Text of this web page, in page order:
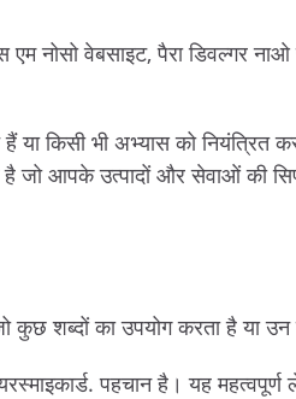
एम नोसो वेबसाइट, पैरा डिवल्गर
हैं या किसी भी अभ्यास को
है जो आपके उत्पादों और सेवाओं की
शब्दों का उपयोग करता है या उन
पहचान है। यह